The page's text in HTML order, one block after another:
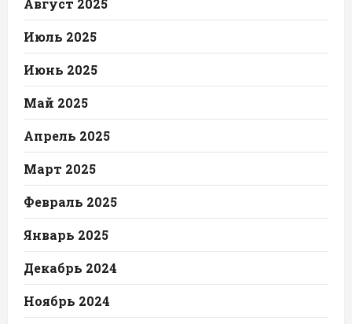
Июль 2025
Июнь 2025
Май 2025
Апрель 2025
Март 2025
Февраль 2025
Январь 2025
Декабрь 2024
Ноябрь 2024